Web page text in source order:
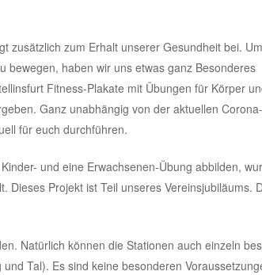
zusätzlich zum Erhalt unserer Gesundheit bei. Um
bewegen, haben wir uns etwas ganz Besonderes
Fitness-Plakate mit Übungen für Körper
Ganz unabhängig von der aktuellen Corona-
für euch durchführen.
und eine Erwachsenen-Übung abbilden,
Dieses Projekt ist Teil unseres Vereinsjubiläums.
Natürlich können die Stationen auch einzeln
Tal). Es sind keine besonderen